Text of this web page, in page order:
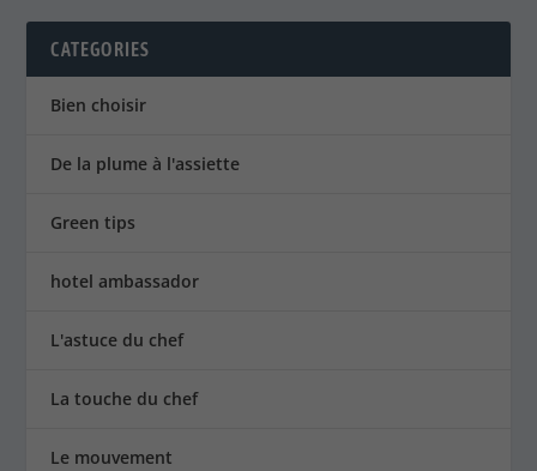
CATEGORIES
Bien choisir
De la plume à l'assiette
Green tips
hotel ambassador
L'astuce du chef
La touche du chef
Le mouvement